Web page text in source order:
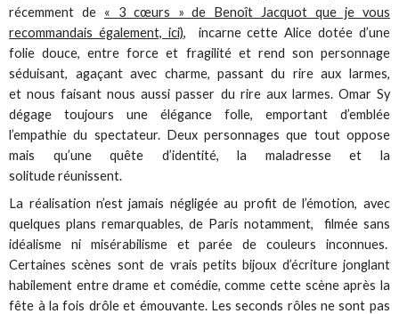
récemment de « 3 cœurs » de Benoît Jacquot que je vous
recommandais également, ici), incarne cette Alice dotée d’une
folie douce, entre force et fragilité et rend son personnage
séduisant, agaçant avec charme, passant du rire aux larmes,
et nous faisant nous aussi passer du rire aux larmes. Omar Sy
dégage toujours une élégance folle, emportant d’emblée
l’empathie du spectateur. Deux personnages que tout oppose
mais qu’une quête d’identité, la maladresse et la
solitude réunissent.
La réalisation n’est jamais négligée au profit de l’émotion, avec
quelques plans remarquables, de Paris notamment, filmée sans
idéalisme ni misérabilisme et parée de couleurs inconnues.
Certaines scènes sont de vrais petits bijoux d’écriture jonglant
habilement entre drame et comédie, comme cette scène après la
fête à la fois drôle et émouvante. Les seconds rôles ne sont pas